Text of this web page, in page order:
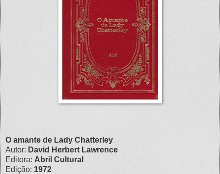
O amante de Lady Chatterley
Autor: David Herbert Lawrence
Editora: Abril Cultural
Edição: 1972